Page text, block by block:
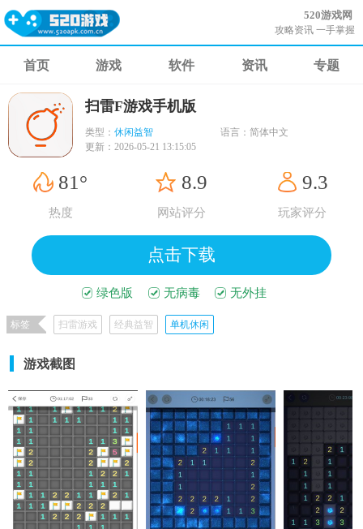
520游戏网
攻略资讯 一手掌握
首页 游戏 软件 资讯 专题
扫雷F游戏手机版
类型： 休闲益智 语言： 简体中文
更新： 2026-05-21 13:15:05
81°
热度
8.9
网站评分
9.3
玩家评分
点击下载
绿色版 无病毒 无外挂
标签 扫雷游戏 经典益智 单机休闲
游戏截图